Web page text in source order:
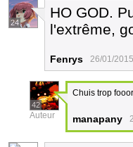
24
HO GOD.
l'extrême,
Fenrys 26/01/
42
Auteur
Chuis trop
manapany